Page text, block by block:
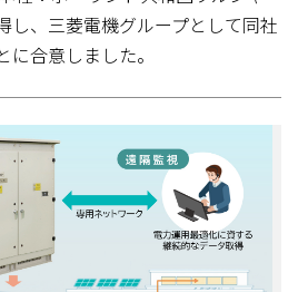
し、三菱電機グループとして同社
合意しました。